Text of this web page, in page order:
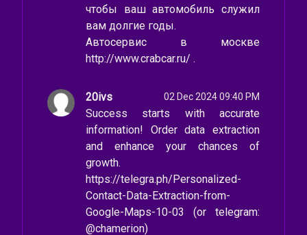
чтобы ваш автомобиль служил
вам долгие годы.
Автосервис в москве
http://www.crabcar.ru/ .
20ivs 02 Dec 2024 09:40 PM
Success starts with accurate
information! Order data extraction
and enhance your chances of
growth.
https://telegra.ph/Personalized-
Contact-Data-Extraction-from-
Google-Maps-10-03 (or telegram:
@chamerion)